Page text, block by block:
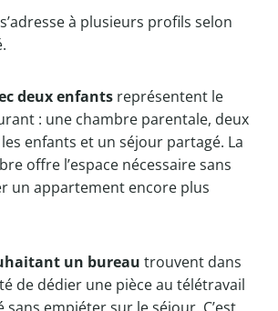
à plusieurs profils selon
deux enfants représentent le
: une chambre parentale, deux
enfants et un séjour partagé. La
offre l’espace nécessaire sans
un appartement encore plus
un bureau trouvent dans
de dédier une pièce au télétravail